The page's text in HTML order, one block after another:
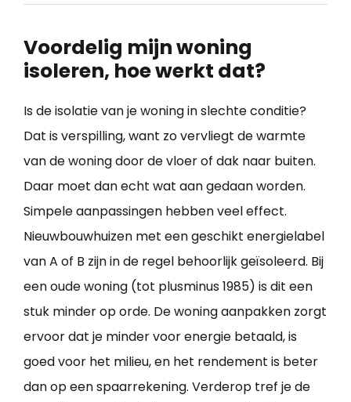
Voordelig mijn woning
isoleren, hoe werkt dat?
Is de isolatie van je woning in slechte conditie?
Dat is verspilling, want zo vervliegt de warmte
van de woning door de vloer of dak naar buiten.
Daar moet dan echt wat aan gedaan worden.
Simpele aanpassingen hebben veel effect.
Nieuwbouwhuizen met een geschikt energielabel
van A of B zijn in de regel behoorlijk geïsoleerd. Bij
een oude woning (tot plusminus 1985) is dit een
stuk minder op orde. De woning aanpakken zorgt
ervoor dat je minder voor energie betaald, is
goed voor het milieu, en het rendement is beter
dan op een spaarrekening. Verderop tref je de